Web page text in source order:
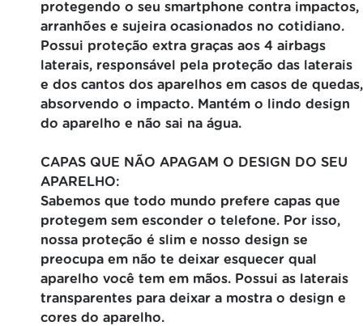
protegendo o seu smartphone contra impactos,
arranhões e sujeira ocasionados no cotidiano.
Possui proteção extra graças aos 4 airbags
laterais, responsável pela proteção das laterais
e dos cantos dos aparelhos em casos de quedas,
absorvendo o impacto. Mantém o lindo design
do aparelho e não sai na água.
CAPAS QUE NÃO APAGAM O DESIGN DO SEU
APARELHO:
Sabemos que todo mundo prefere capas que
protegem sem esconder o telefone. Por isso,
nossa proteção é slim e nosso design se
preocupa em não te deixar esquecer qual
aparelho você tem em mãos. Possui as laterais
transparentes para deixar a mostra o design e
cores do aparelho.